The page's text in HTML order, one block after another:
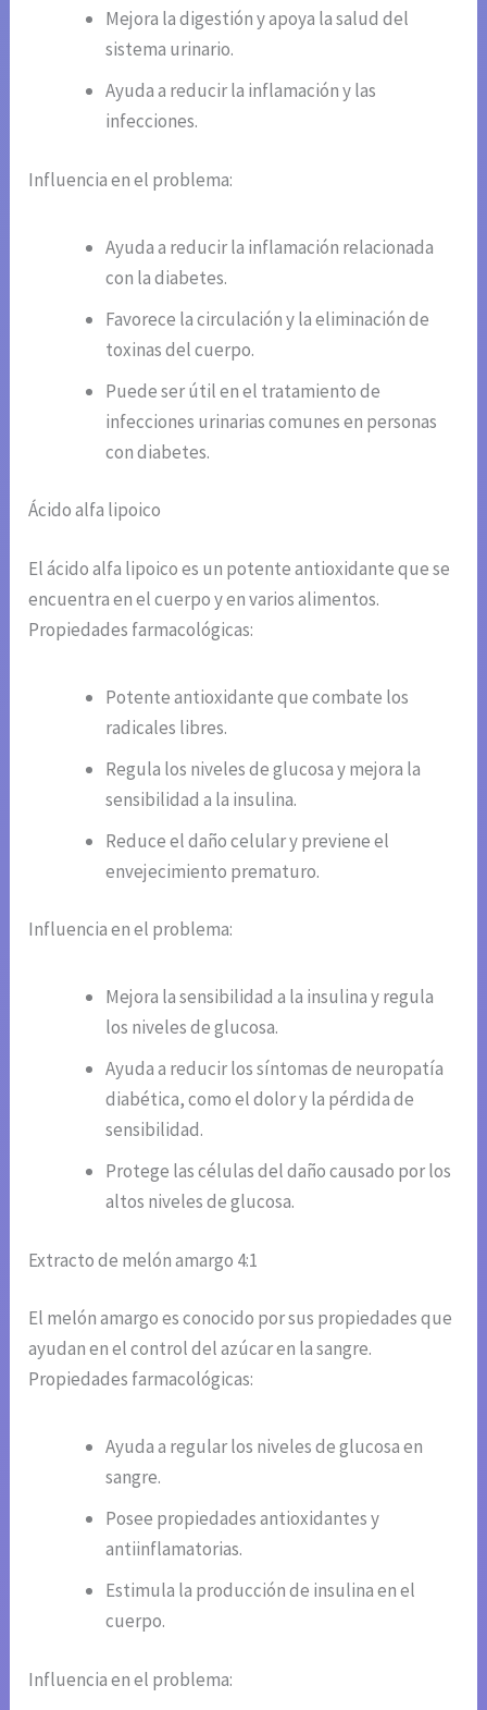
Mejora la digestión y apoya la salud del
sistema urinario.
Ayuda a reducir la inflamación y las
infecciones.
Influencia en el problema:
Ayuda a reducir la inflamación relacionada
con la diabetes.
Favorece la circulación y la eliminación de
toxinas del cuerpo.
Puede ser útil en el tratamiento de
infecciones urinarias comunes en personas
con diabetes.
Ácido alfa lipoico
El ácido alfa lipoico es un potente antioxidante que se
encuentra en el cuerpo y en varios alimentos.
Propiedades farmacológicas:
Potente antioxidante que combate los
radicales libres.
Regula los niveles de glucosa y mejora la
sensibilidad a la insulina.
Reduce el daño celular y previene el
envejecimiento prematuro.
Influencia en el problema:
Mejora la sensibilidad a la insulina y regula
los niveles de glucosa.
Ayuda a reducir los síntomas de neuropatía
diabética, como el dolor y la pérdida de
sensibilidad.
Protege las células del daño causado por los
altos niveles de glucosa.
Extracto de melón amargo 4:1
El melón amargo es conocido por sus propiedades que
ayudan en el control del azúcar en la sangre.
Propiedades farmacológicas:
Ayuda a regular los niveles de glucosa en
sangre.
Posee propiedades antioxidantes y
antiinflamatorias.
Estimula la producción de insulina en el
cuerpo.
Influencia en el problema: